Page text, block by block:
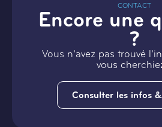
CONTACT
Encore une
?
Vous n’avez pas trouvé
vous
Consulter les infos